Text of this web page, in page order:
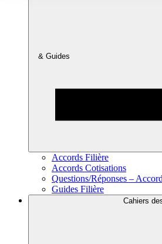
& Guides
Accords Filière
Accords Cotisations
Questions/Réponses –
Guides Filière
Cahiers